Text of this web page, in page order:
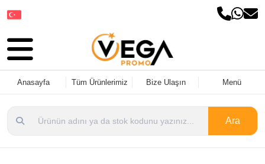
Anasayfa Tüm Ürünlerimiz Bize Ulaşın Menü
Ara